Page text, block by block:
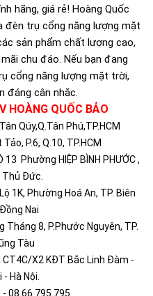
hãng, giá rẻ! Hoàng Quốc
đèn trụ cổng năng lượng mặt
sản phẩm chất lượng cao,
chu đáo. Nếu bạn đang
cổng năng lượng mặt trời,
đáng cân nhắc.
HOÀNG QUỐC BẢO
Qúy,Q.Tân Phú,TP.HCM
P.6, Q.10, TP.HCM
Phường HIỆP BÌNH PHƯỚC ,
Thủ Đức.
1K, Phường Hoá An, TP. Biên
Nai
Tháng 8, P.Phước Nguyên, TP.
Tàu
CT4C/X2 KĐT Bắc Linh Đàm -
- Hà Nội.
08.66.795.795